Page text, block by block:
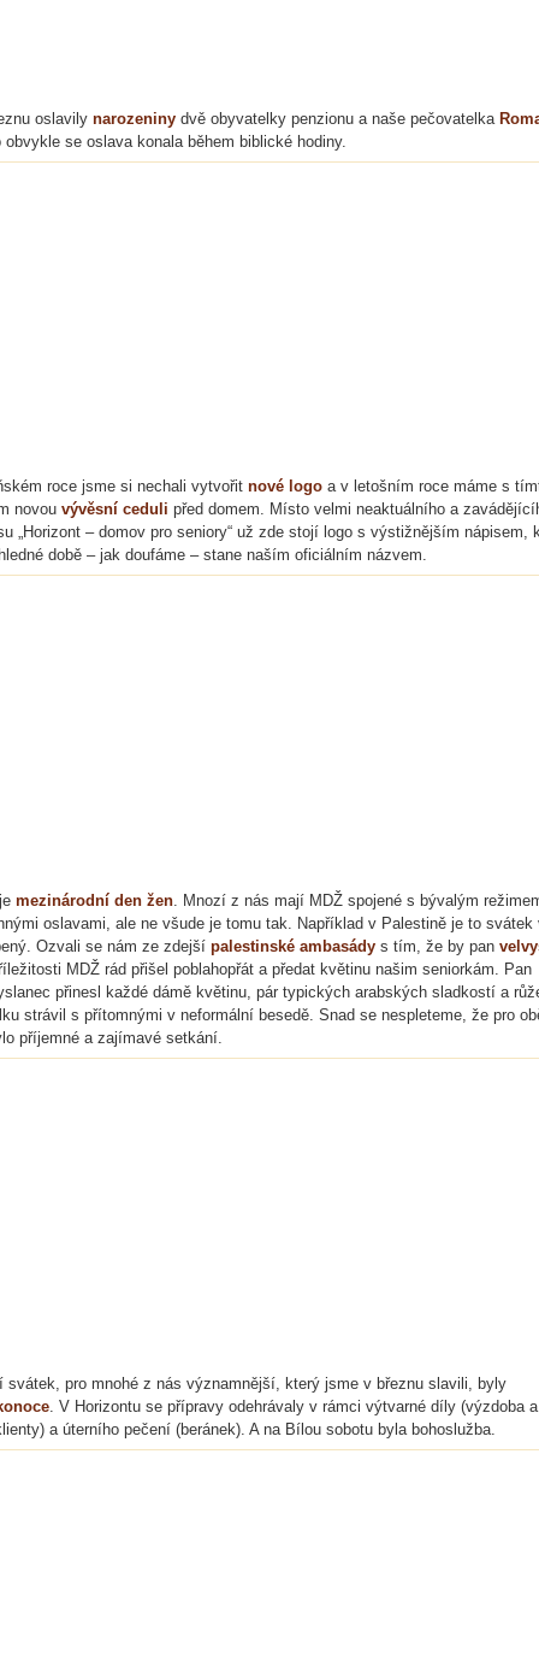
oslavily narozeniny dvě obyvatelky penzionu a naše pečovatelka
obvykle se oslava konala během biblické hodiny.
roce jsme si nechali vytvořit nové logo a v letošním roce máme s
novou vývěsní ceduli před domem. Místo velmi neaktuálního a
„Horizont – domov pro seniory“ už zde stojí logo s výstižnějším nápisem,
době – jak doufáme – stane naším oficiálním názvem.
mezinárodní den žen. Mnozí z nás mají MDŽ spojené s bývalým
oslavami, ale ne všude je tomu tak. Například v Palestině je to svátek
Ozvali se nám ze zdejší palestinské ambasády s tím, že by pan
MDŽ rád přišel poblahopřát a předat květinu našim seniorkám. Pan
přinesl každé dámě květinu, pár typických arabských sladkostí a
strávil s přítomnými v neformální besedě. Snad se nespleteme, že pro
příjemné a zajímavé setkání.
svátek, pro mnohé z nás významnější, který jsme v březnu slavili, byly
. V Horizontu se přípravy odehrávaly v rámci výtvarné díly (výzdoba
a úterního pečení (beránek). A na Bílou sobotu byla bohoslužba.